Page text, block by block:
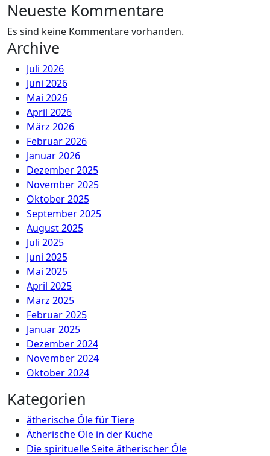
Neueste Kommentare
Es sind keine Kommentare vorhanden.
Archive
Juli 2026
Juni 2026
Mai 2026
April 2026
März 2026
Februar 2026
Januar 2026
Dezember 2025
November 2025
Oktober 2025
September 2025
August 2025
Juli 2025
Juni 2025
Mai 2025
April 2025
März 2025
Februar 2025
Januar 2025
Dezember 2024
November 2024
Oktober 2024
Kategorien
ätherische Öle für Tiere
Ätherische Öle in der Küche
Die spirituelle Seite ätherischer Öle